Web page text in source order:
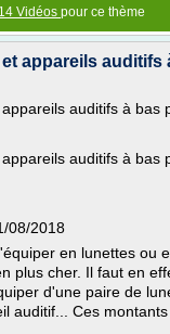
14 Vidéos pour ce thème
appareils auditifs
auditifs à bas
auditifs à bas
08/2018
en lunettes ou
plus cher. Il faut en
d'une paire de
auditif... Ces montants